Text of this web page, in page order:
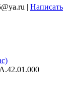
| Написать